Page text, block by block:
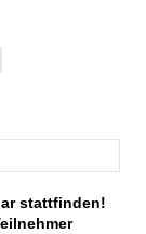
stattfinden!